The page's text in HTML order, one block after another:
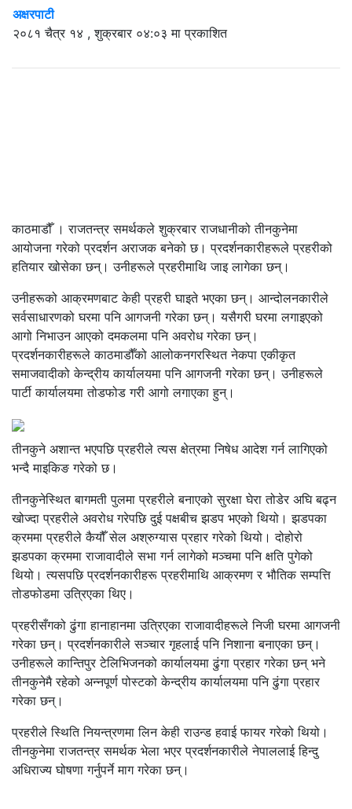
अक्षरपाटी
२०८१ चैत्र १४ , शुक्रबार ०४:०३ मा प्रकाशित
काठमाडौँ । राजतन्त्र समर्थकले शुक्रबार राजधानीको तीनकुनेमा
आयोजना गरेको प्रदर्शन अराजक बनेको छ। प्रदर्शनकारीहरूले प्रहरीको
हतियार खोसेका छन्। उनीहरूले प्रहरीमाथि जाइ लागेका छन्।
उनीहरूको आक्रमणबाट केही प्रहरी घाइते भएका छन्। आन्दोलनकारीले
सर्वसाधारणको घरमा पनि आगजनी गरेका छन्। यसैगरी घरमा लगाइएको
आगो निभाउन आएको दमकलमा पनि अवरोध गरेका छन्।
प्रदर्शनकारीहरूले काठमाडौँको आलोकनगरस्थित नेकपा एकीकृत
समाजवादीको केन्द्रीय कार्यालयमा पनि आगजनी गरेका छन्। उनीहरूले
पार्टी कार्यालयमा तोडफोड गरी आगो लगाएका हुन्।
तीनकुने अशान्त भएपछि प्रहरीले त्यस क्षेत्रमा निषेध आदेश गर्न लागिएको
भन्दै माइकिङ गरेको छ।
तीनकुनेस्थित बागमती पुलमा प्रहरीले बनाएको सुरक्षा घेरा तोडेर अघि बढ्न
खोज्दा प्रहरीले अवरोध गरेपछि दुई पक्षबीच झडप भएको थियो। झडपका
क्रममा प्रहरीले कैयौँ सेल अश्रुग्यास प्रहार गरेको थियो। दोहोरो
झडपका क्रममा राजावादीले सभा गर्न लागेको मञ्चमा पनि क्षति पुगेको
थियो। त्यसपछि प्रदर्शनकारीहरू प्रहरीमाथि आक्रमण र भौतिक सम्पत्ति
तोडफोडमा उत्रिएका थिए।
प्रहरीसँगको ढुंगा हानाहानमा उत्रिएका राजावादीहरूले निजी घरमा आगजनी
गरेका छन्। प्रदर्शनकारीले सञ्चार गृहलाई पनि निशाना बनाएका छन्।
उनीहरूले कान्तिपुर टेलिभिजनको कार्यालयमा ढुंगा प्रहार गरेका छन् भने
तीनकुनेमै रहेको अन्नपूर्ण पोस्टको केन्द्रीय कार्यालयमा पनि ढुंगा प्रहार
गरेका छन्।
प्रहरीले स्थिति नियन्त्रणमा लिन केही राउन्ड हवाई फायर गरेको थियो।
तीनकुनेमा राजतन्त्र समर्थक भेला भएर प्रदर्शनकारीले नेपाललाई हिन्दु
अधिराज्य घोषणा गर्नुपर्ने माग गरेका छन्।